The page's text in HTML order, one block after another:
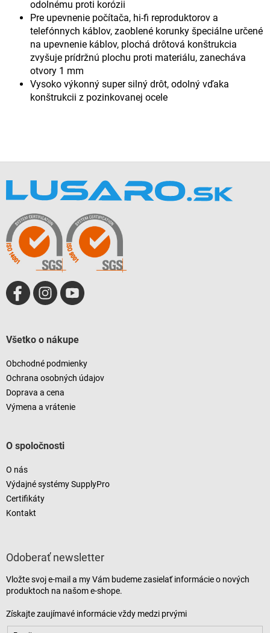
odolnému proti korózii
Pre upevnenie počítača, hi-fi reproduktorov a
telefónnych káblov, zaoblené korunky špeciálne určené
na upevnenie káblov, plochá drôtová konštrukcia
zvyšuje prídržnú plochu proti materiálu, zanecháva
otvory 1 mm
Vysoko výkonný super silný drôt, odolný vďaka
konštrukcii z pozinkovanej ocele
Všetko o nákupe
Obchodné podmienky
Ochrana osobných údajov
Doprava a cena
Výmena a vrátenie
O spoločnosti
O nás
Výdajné systémy SupplyPro
Certifikáty
Kontakt
Odoberať newsletter
Vložte svoj e-mail a my Vám budeme zasielať informácie o nových
produktoch na našom e-shope.